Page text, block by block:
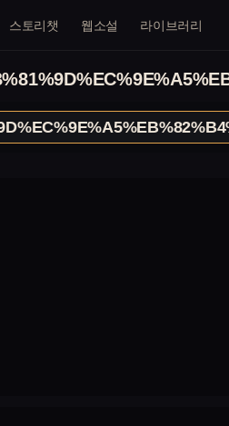
스토리챗 웹소설 라이브러리